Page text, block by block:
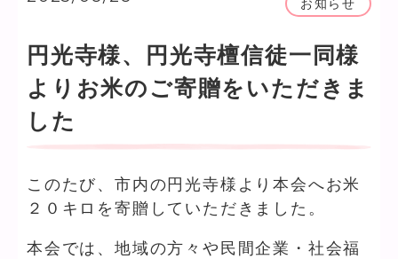
お知らせ
円光寺様、円光寺檀信徒一同様
よりお米のご寄贈をいただきま
した
このたび、市内の円光寺様より本会へお米
２０キロを寄贈していただきました。
本会では、地域の方々や民間企業・社会福